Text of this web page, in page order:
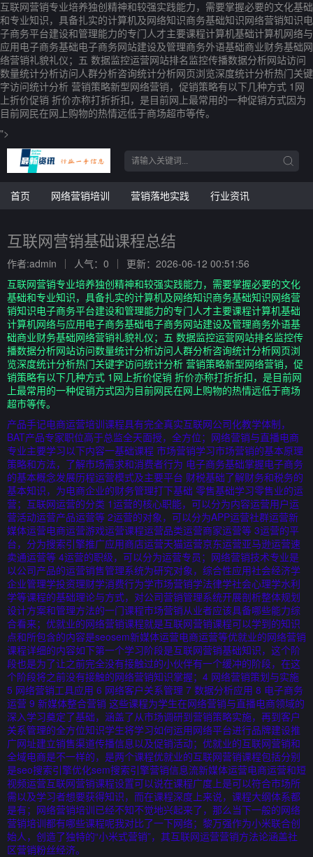
互联网营销专业培养独创精神和较强实践能力，需要掌握必要的文化基础
和专业知识，具备扎实的计算机及网络知识商务基础知识网络营销知识电
子商务平台建设和管理能力的专门人才主要课程计算机基础计算机网络与
应用电子商务基础电子商务网站建设及管理商务外语基础商业财务基础网
络营销礼貌礼仪；五 数据监控运营网站排名监控传播数据分析网站访问
数量统计分析访问人群分析咨询统计分析网页浏览深度统计分析热门关键
字访问统计分析 营销策略新型网络营销，促销策略有以下几种方式 1网
上折价促销 折价亦称打折折扣，是目前网上最常用的一种促销方式因为
目前网民在网上购物的热情远低于商场超市等传。
">
首页 网络营销培训 营销落地实践 行业资讯
互联网营销基础课程总结
作者:admin 人气：0
更新：2026-06-12 00:51:56
互联网营销专业培养独创精神和较强实践能力，需要掌握必要的文化
基础和专业知识，具备扎实的计算机及网络知识商务基础知识网络营
销知识电子商务平台建设和管理能力的专门人才主要课程计算机基础
计算机网络与应用电子商务基础电子商务网站建设及管理商务外语基
础商业财务基础网络营销礼貌礼仪；五 数据监控运营网站排名监控传
播数据分析网站访问数量统计分析访问人群分析咨询统计分析网页浏
览深度统计分析热门关键字访问统计分析 营销策略新型网络营销，促
销策略有以下几种方式 1网上折价促销 折价亦称打折折扣，是目前网
上最常用的一种促销方式因为目前网民在网上购物的热情远低于商场
超市等传。
产品手记电商运营培训课程具有完全真实互联网公司化教学体制，
BAT产品专家职位高于总监全天面授，全方位；网络营销与直播电商
专业主要学习以下内容一基础课程 市场营销学习市场营销的基本原理
策略和方法，了解市场需求和消费者行为 电子商务基础掌握电子商务
的基本概念发展历程运营模式及主要平台 财税基础了解财务和税务的
基本知识，为电商企业的财务管理打下基础 零售基础学习零售业的运
营；互联网运营的分类 1运营的核心职能，可以分为内容运营用户运
营活动运营产品运营等 2运营的对象，可以分为APP运营社群运营新
媒体运营电商运营游戏运营课程运营品类运营商家运营等 3运营的平
台，分为搜索引擎推广应用商店运营天猫运营京东运营亚马逊运营速
卖通运营等 4运营的职级，可以分为运营专员；网络营销技术专业是
以公司产品的运营销售管理系统为研究对象，综合性应用社会经济学
企业管理学投资理财学消费行为学市场营销学法律学社会心理学水利
学等课程的基础理论与方式，对公司营销管理系统开展剖析整体规划
设计方案和管理方法的一门课程市场营销从业者应该具备哪些能力综
合看来；优就业的网络营销课程就是互联网营销课程可以学到的知识
点和所包含的内容是seosem新媒体运营电商运营等优就业的网络营销
课程详细的内容如下第一个学习阶段是互联网营销基础知识，这个阶
段也是为了让之前完全没有接触过的小伙伴有一个缓冲的阶段，在这
个阶段将之前没有接触的网络营销知识掌握；4 网络营销策划与实施
5 网络营销工具应用 6 网络客户关系管理 7 数据分析应用 8 电子商务
运营 9 新媒体整合营销 这些课程为学生在网络营销与直播电商领域的
深入学习奠定了基础，涵盖了从市场调研到营销策略实施，再到客户
关系管理的全方位知识学生将学习如何运用网络平台进行品牌建设推
广网址建立销售渠道传播信息以及促销活动；优就业的互联网营销和
全域电商是不一样的，是两个课程优就业的互联网营销课程包括分别
是seo搜索引擎优化sem搜索引擎营销信息流新媒体运营电商运营和短
视频运营互联网营销课程设置可以说在课程广度上是可以符合市场所
需以及学习者想要获得知识，而在课程深度上来说，课程大纲体系都
是有；网络营销培训已经不知不觉地兴起来了，那么当下一般的网络
营销培训都有哪些课程呢我对比了一下网络；黎万强作为小米联合创
始人，创造了独特的“小米式营销”，其互联网运营营销方法论涵盖社
区营销粉丝经济。